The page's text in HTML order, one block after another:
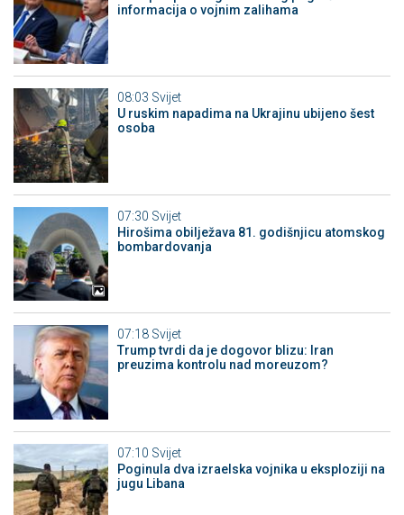
informacija o vojnim zalihama
08:03 Svijet
U ruskim napadima na Ukrajinu ubijeno šest
osoba
07:30 Svijet
Hirošima obilježava 81. godišnjicu atomskog
bombardovanja
07:18 Svijet
Trump tvrdi da je dogovor blizu: Iran
preuzima kontrolu nad moreuzom?
07:10 Svijet
Poginula dva izraelska vojnika u eksploziji na
jugu Libana